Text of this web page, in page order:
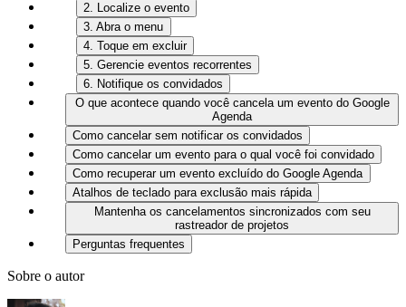
2. Localize o evento
3. Abra o menu
4. Toque em excluir
5. Gerencie eventos recorrentes
6. Notifique os convidados
O que acontece quando você cancela um evento do Google
Agenda
Como cancelar sem notificar os convidados
Como cancelar um evento para o qual você foi convidado
Como recuperar um evento excluído do Google Agenda
Atalhos de teclado para exclusão mais rápida
Mantenha os cancelamentos sincronizados com seu
rastreador de projetos
Perguntas frequentes
Sobre o autor